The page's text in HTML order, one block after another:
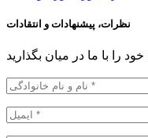
نظرات، پیشنهادات و انتقادات